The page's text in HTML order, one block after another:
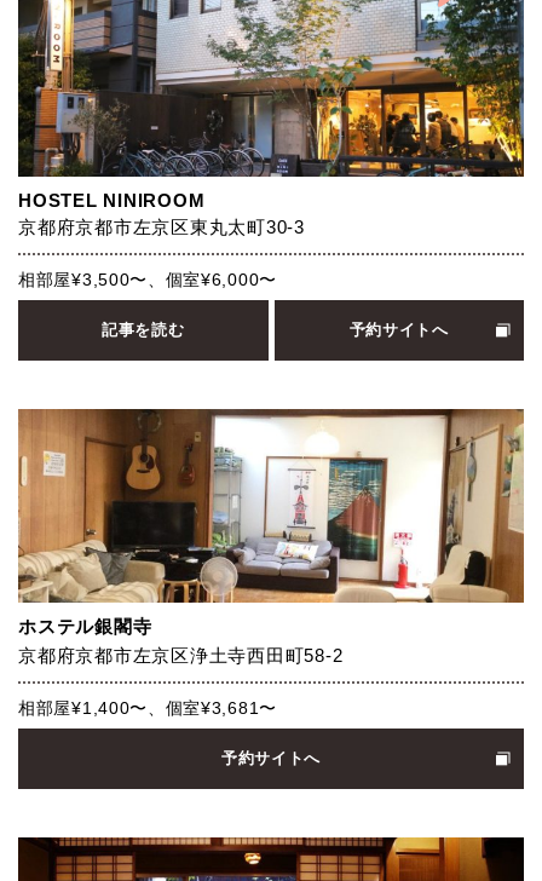
HOSTEL NINIROOM
京都府京都市左京区東丸太町30-3
相部屋¥3,500〜、個室¥6,000〜
記事を読む 予約サイトへ
ホステル銀閣寺
京都府京都市左京区浄土寺西田町58-2
相部屋¥1,400〜、個室¥3,681〜
予約サイトへ